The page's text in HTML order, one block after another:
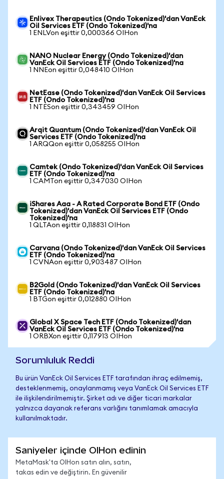
Enlivex Therapeutics (Ondo Tokenized)'dan VanEck
Oil Services ETF (Ondo Tokenized)'na
1 ENLVon eşittir 0,000366 OIHon
NANO Nuclear Energy (Ondo Tokenized)'dan
VanEck Oil Services ETF (Ondo Tokenized)'na
1 NNEon eşittir 0,048410 OIHon
NetEase (Ondo Tokenized)'dan VanEck Oil Services
ETF (Ondo Tokenized)'na
1 NTESon eşittir 0,343459 OIHon
Arqit Quantum (Ondo Tokenized)'dan VanEck Oil
Services ETF (Ondo Tokenized)'na
1 ARQQon eşittir 0,058255 OIHon
Camtek (Ondo Tokenized)'dan VanEck Oil Services
ETF (Ondo Tokenized)'na
1 CAMTon eşittir 0,347030 OIHon
iShares Aaa - A Rated Corporate Bond ETF (Ondo
Tokenized)'dan VanEck Oil Services ETF (Ondo
Tokenized)'na
1 QLTAon eşittir 0,118831 OIHon
Carvana (Ondo Tokenized)'dan VanEck Oil Services
ETF (Ondo Tokenized)'na
1 CVNAon eşittir 0,903487 OIHon
B2Gold (Ondo Tokenized)'dan VanEck Oil Services
ETF (Ondo Tokenized)'na
1 BTGon eşittir 0,012880 OIHon
Global X Space Tech ETF (Ondo Tokenized)'dan
VanEck Oil Services ETF (Ondo Tokenized)'na
1 ORBXon eşittir 0,117913 OIHon
Sorumluluk Reddi
Bu ürün VanEck Oil Services ETF tarafından ihraç edilmemiş,
desteklenmemiş, onaylanmamış veya VanEck Oil Services ETF
ile ilişkilendirilmemiştir. Şirket adı ve diğer ticari markalar
yalnızca dayanak referans varlığını tanımlamak amacıyla
kullanılmaktadır.
Saniyeler içinde OIHon edinin
MetaMask'ta OIHon satın alın, satın,
takas edin ve değiştirin. En güvenilir